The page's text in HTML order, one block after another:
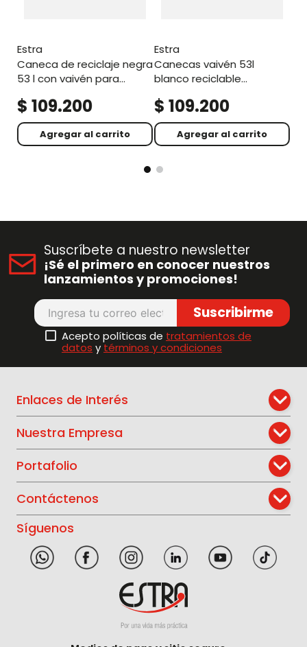
estra
caneca de reciclaje negra
53 l con vaivén para
aprovechables
$ 109.200
Agregar al carrito
estra
canecas vaivén 53l
blanco reciclable
$ 109.200
Agregar al carrito
Suscríbete a nuestro newsletter
¡Sé el primero en conocer nuestros
lanzamientos y promociones!
Suscribirme
Acepto políticas de tratamientos de
datos y términos y condiciones
Enlaces de Interés
Nuestra Empresa
Portafolio
Contáctenos
Síguenos